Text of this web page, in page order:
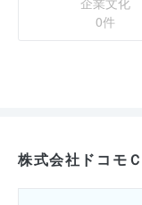
0件
株式会社ドコモ